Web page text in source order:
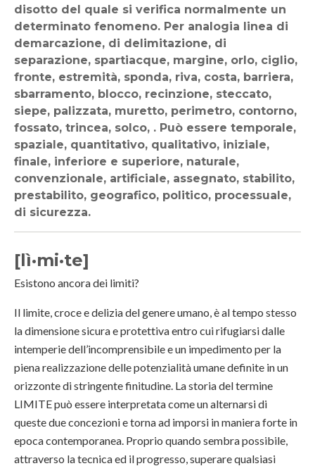
disotto del quale si verifica normalmente un
determinato fenomeno. Per analogia linea di
demarcazione, di delimitazione, di
separazione, spartiacque, margine, orlo, ciglio,
fronte, estremità, sponda, riva, costa, barriera,
sbarramento, blocco, recinzione, steccato,
siepe, palizzata, muretto, perimetro, contorno,
fossato, trincea, solco, . Può essere temporale,
spaziale, quantitativo, qualitativo, iniziale,
finale, inferiore e superiore, naturale,
convenzionale, artificiale, assegnato, stabilito,
prestabilito, geografico, politico, processuale,
di sicurezza.
[lì·mi·te]
Esistono ancora dei limiti?
Il limite, croce e delizia del genere umano, è al tempo stesso
la dimensione sicura e protettiva entro cui rifugiarsi dalle
intemperie dell’incomprensibile e un impedimento per la
piena realizzazione delle potenzialità umane definite in un
orizzonte di stringente finitudine. La storia del termine
LIMITE può essere interpretata come un alternarsi di
queste due concezioni e torna ad imporsi in maniera forte in
epoca contemporanea. Proprio quando sembra possibile,
attraverso la tecnica ed il progresso, superare qualsiasi